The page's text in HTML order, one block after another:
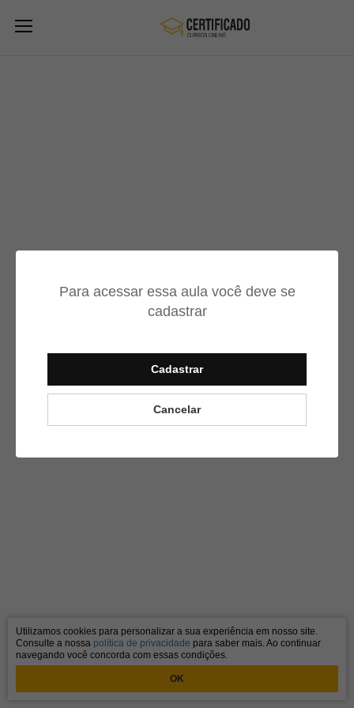
Para acessar essa aula você deve se
cadastrar
Cadastrar
Cancelar
Utilizamos cookies para personalizar a sua experiência em nosso site.
Consulte a nossa política de privacidade para saber mais. Ao continuar
navegando você concorda com essas condições.
OK